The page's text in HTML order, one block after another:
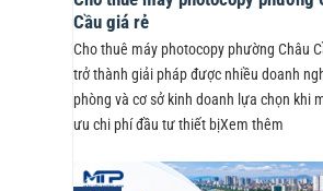
Cầu giá rẻ
Cho thuê máy photocopy phường Châu
trở thành giải pháp được nhiều doanh
phòng và cơ sở kinh doanh lựa chọn khi
ưu chi phí đầu tư thiết bịXem thêm